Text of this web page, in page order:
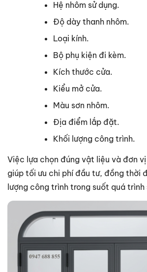
Hệ nhôm sử dụng.
Độ dày thanh nhôm.
Loại kính.
Bộ phụ kiện đi kèm.
Kích thước cửa.
Kiểu mở cửa.
Màu sơn nhôm.
Địa điểm lắp đặt.
Khối lượng công trình.
Việc lựa chọn đúng vật liệu và đơn
giúp tối ưu chi phí đầu tư, đồng thời
lượng công trình trong suốt quá trình